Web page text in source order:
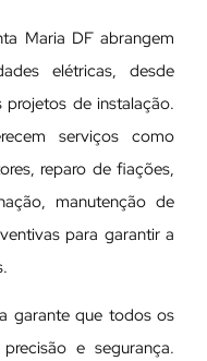
Maria DF abrangem
elétricas, desde
projetos de instalação.
serviços como
reparo de fiações,
manutenção de
para garantir a
garante que todos os
e segurança.